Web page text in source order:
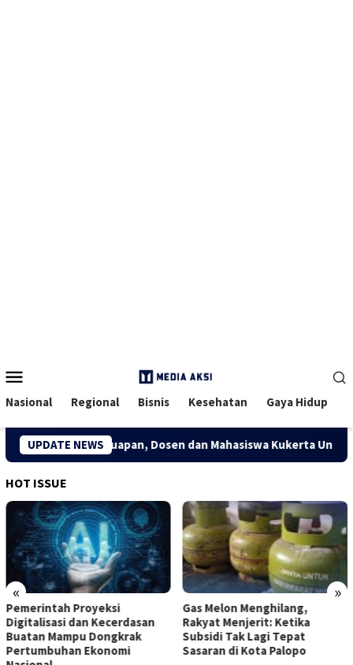
Mobile
Nasional Regional Bisnis Kesehatan Gaya Hidup
UPDATE NEWS
Kreatif Desa Kuapan, Dosen dan Mahasiswa Kukerta
HOT ISSUE
« »
Pemerintah Proyeksi
Digitalisasi dan Kecerdasan
Buatan Mampu Dongkrak
Pertumbuhan Ekonomi
Gas Melon Menghilang,
Rakyat Menjerit: Ketika
Subsidi Tak Lagi Tepat
Sasaran di Kota Palopo